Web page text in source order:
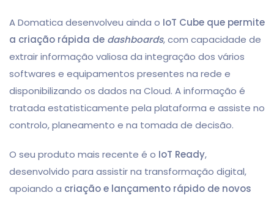
A Domatica desenvolveu ainda o IoT Cube que permite
a criação rápida de dashboards, com capacidade de
extrair informação valiosa da integração dos vários
softwares e equipamentos presentes na rede e
disponibilizando os dados na Cloud. A informação é
tratada estatisticamente pela plataforma e assiste no
controlo, planeamento e na tomada de decisão.
O seu produto mais recente é o IoT Ready,
desenvolvido para assistir na transformação digital,
apoiando a criação e lançamento rápido de novos